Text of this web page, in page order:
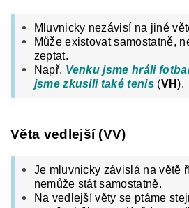
Mluvnicky nezávisí na jiné
Může existovat samostatně,
zeptat.
Např. Venku jsme hráli
jsme zkusili také tenis(VH).
Věta vedlejší (VV)
Je mluvnicky závislá na větě
nemůže stát samostatně.
Na vedlejší věty se ptáme